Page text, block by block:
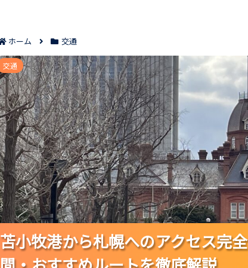
ホーム 交通
苫小牧港から札幌へのアクセス完全ガイド｜交通
苫小牧港から札幌へのアクセス完
苫小牧港から札幌へのアクセス完
苫小牧港から札幌へのアクセス完
交通